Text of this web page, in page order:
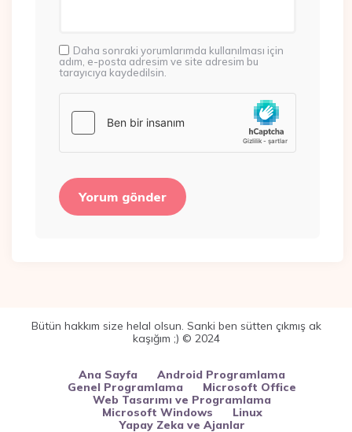
Daha sonraki yorumlarımda kullanılması için
adım, e-posta adresim ve site adresim bu
tarayıcıya kaydedilsin.
Bütün hakkım size helal olsun. Sanki ben sütten çıkmış ak
kaşığım ;) © 2024
Ana Sayfa
Android Programlama
Genel Programlama
Microsoft Office
Web Tasarımı ve Programlama
Microsoft Windows
Linux
Yapay Zeka ve Ajanlar